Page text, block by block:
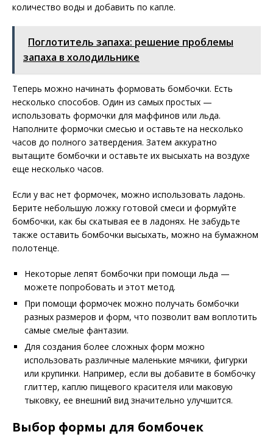
количество воды и добавить по капле.
Поглотитель запаха: решение проблемы
запаха в холодильнике
Теперь можно начинать формовать бомбочки. Есть
несколько способов. Один из самых простых —
использовать формочки для маффинов или льда.
Наполните формочки смесью и оставьте на несколько
часов до полного затвердения. Затем аккуратно
вытащите бомбочки и оставьте их высыхать на воздухе
еще несколько часов.
Если у вас нет формочек, можно использовать ладонь.
Берите небольшую ложку готовой смеси и формуйте
бомбочки, как бы скатывая ее в ладонях. Не забудьте
также оставить бомбочки высыхать, можно на бумажном
полотенце.
Некоторые лепят бомбочки при помощи льда —
можете попробовать и этот метод.
При помощи формочек можно получать бомбочки
разных размеров и форм, что позволит вам воплотить
самые смелые фантазии.
Для создания более сложных форм можно
использовать различные маленькие мячики, фигурки
или крупинки. Например, если вы добавите в бомбочку
глиттер, каплю пищевого красителя или маковую
тыковку, ее внешний вид значительно улучшится.
Выбор формы для бомбочек